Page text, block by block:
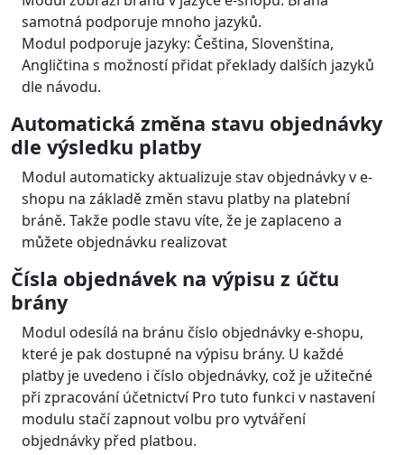
Kryptoměny
BitCoin a další
Jednotlivé platební metody zobrazeny
dynamicky ve výběru platby v e-shopu
Nabídka platebních metod je zobrazena zákazníkovi
při objednání přímo v e-shopu.
V administraci lze vybrat, které metody budou v
objednávkovém procesu zobrazeny .
Platební modul dále automaticky zobrazuje pouze ty
platební metody, které jsou pro danou objednávku
použitelné (např. dle měny, částky, země apod.).
Použitelné metody na vašem účtu ověřuje přes API
platební brány.
Inline brána
Brána se zobrazí v boxu ve stránce vašeho e-shopu
bez přesměrování na url platební brány.
Podporované jazyky